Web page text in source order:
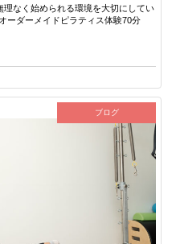
なく始められる環境を大切にしてい
ーダーメイドピラティス体験70分
ブログ